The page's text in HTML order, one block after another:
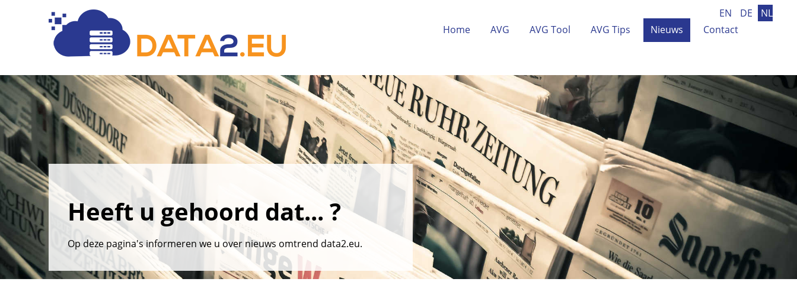
EN DE
NL
Home
AVG AVG Tool AVG Tips Nieuws Contact
Heeft u gehoord dat... ?
Op deze pagina's informeren we u over nieuws omtrend data2.eu.